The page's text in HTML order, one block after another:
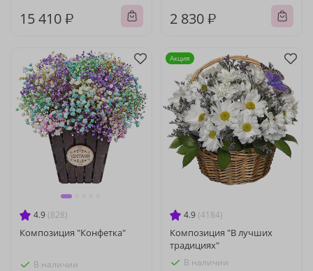
15 410 ₽ 2 830 ₽
4.9 (828)
Композиция "Конфетка"
В наличии
4.9 (4184)
Композиция "В лучших
традициях"
В наличии
Акция